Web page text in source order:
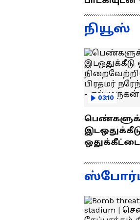
ஜெயம்
வீடியோ !
நியூஸ்
03:10
ஒதுக்கீட்டை
பிரதமர்
மோதி -